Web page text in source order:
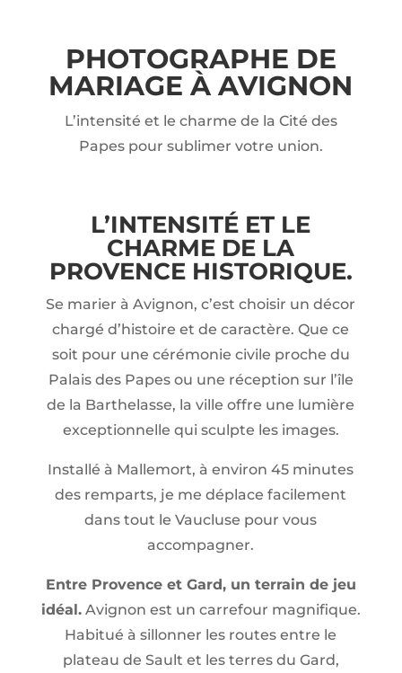
PHOTOGRAPHE DE
MARIAGE À AVIGNON
L’intensité et le charme de la Cité des
Papes pour sublimer votre union.
L’INTENSITÉ ET LE
CHARME DE LA
PROVENCE HISTORIQUE.
Se marier à Avignon, c’est choisir un décor
chargé d’histoire et de caractère. Que ce
soit pour une cérémonie civile proche du
Palais des Papes ou une réception sur l’île
de la Barthelasse, la ville offre une lumière
exceptionnelle qui sculpte les images.
Installé à Mallemort, à environ 45 minutes
des remparts, je me déplace facilement
dans tout le Vaucluse pour vous
accompagner.
Entre Provence et Gard, un terrain de jeu
idéal.Avignon est un carrefour magnifique.
Habitué à sillonner les routes entre le
plateau de Sault et les terres du Gard,